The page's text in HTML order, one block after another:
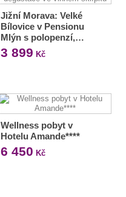
Jižní Morava: Velké
Bílovice v Pensionu
Mlýn s polopenzí,…
3 899 Kč
Wellness pobyt v
Hotelu Amande****
6 450 Kč